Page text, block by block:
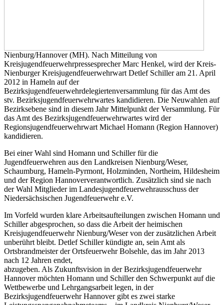
Nienburg/Hannover (MH). Nach Mitteilung von
Kreisjugendfeuerwehrpressesprecher Marc Henkel, wird der Kreis-
Nienburger Kreisjugendfeuerwehrwart Detlef Schiller am 21. April
2012 in Hameln auf der
Bezirksjugendfeuerwehrdelegiertenversammlung für das Amt des
stv. Bezirksjugendfeuerwehrwartes kandidieren. Die Neuwahlen auf
Bezirksebene sind in diesem Jahr Mittelpunkt der Versammlung. Für
das Amt des Bezirksjugendfeuerwehrwartes wird der
Regionsjugendfeuerwehrwart Michael Homann (Region Hannover)
kandidieren.
Bei einer Wahl sind Homann und Schiller für die
Jugendfeuerwehren aus den Landkreisen Nienburg/Weser,
Schaumburg, Hameln-Pyrmont, Holzminden, Northeim, Hildesheim
und der Region Hannoververantwortlich. Zusätzlich sind sie nach
der Wahl Mitglieder im Landesjugendfeuerwehrausschuss der
Niedersächsischen Jugendfeuerwehr e.V.
Im Vorfeld wurden klare Arbeitsaufteilungen zwischen Homann und
Schiller abgesprochen, so dass die Arbeit der heimischen
Kreisjugendfeuerwehr Nienburg/Weser von der zusätzlichen Arbeit
unberührt bleibt. Detlef Schiller kündigte an, sein Amt als
Ortsbrandmeister der Ortsfeuerwehr Bolsehle, das im Jahr 2013
nach 12 Jahren endet,
abzugeben. Als Zukunftsvision in der Bezirksjugendfeuerwehr
Hannover möchten Homann und Schiller den Schwerpunkt auf die
Wettbewerbe und Lehrgangsarbeit legen, in der
Bezirksjugendfeuerwehr Hannover gibt es zwei starke